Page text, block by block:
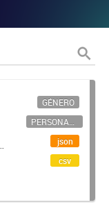
GÉNERO
PERSONAL CIENTÍFICO-TECNOLÓGICO
json
csv